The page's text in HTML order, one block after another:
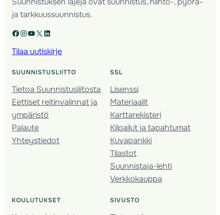
ja tarkkuussuunnistus.
Facebook Instagram YouTube X LinkedIn
Tilaa uutiskirje
SUUNNISTUSLIITTO
Tietoa Suunnistusliitosta
Eettiset reitinvalinnat ja
ympäristö
Palaute
Yhteystiedot
SSL
Lisenssi
Materiaalit
Karttarekisteri
Kilpailut ja tapahtumat
Kuvapankki
Tilastot
Suunnistaja-lehti
Verkkokauppa
KOULUTUKSET SIVUSTO